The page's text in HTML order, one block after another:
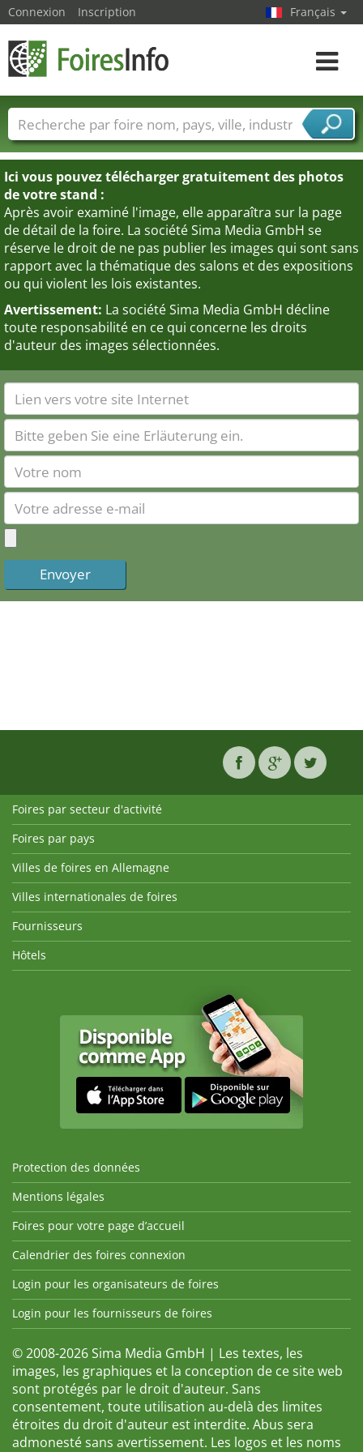
Ici vous pouvez télécharger gratuitement des photos
de votre stand :
Après avoir examiné l'image, elle apparaîtra sur la page
de détail de la foire. La société Sima Media GmbH se
réserve le droit de ne pas publier les images qui sont sans
rapport avec la thématique des salons et des expositions
ou qui violent les lois existantes.
Avertissement: La société Sima Media GmbH décline
toute responsabilité en ce qui concerne les droits
d'auteur des images sélectionnées.
Connexion Inscription Français
Toggle
Foire noms Pays Villes
Secteurs de foire
Secteurs du fournisseur de services
Foires par secteur d'activité
Foires par pays
Villes de foires en Allemagne
Villes internationales de foires
Fournisseurs
Hôtels
Protection des données
Mentions légales
Foires pour votre page d’accueil
Calendrier des foires connexion
Login pour les organisateurs de foires
Login pour les fournisseurs de foires
© 2008-2026 Sima Media GmbH | Les textes, les
images, les graphiques et la conception de ce site web
sont protégés par le droit d'auteur. Sans
consentement, toute utilisation au-delà des limites
étroites du droit d'auteur est interdite. Abus sera
admonesté sans avertissement. Les logos et les noms